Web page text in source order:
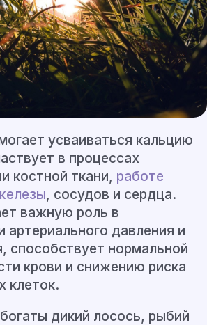
усваиваться кальцию
в процессах
костной ткани, работе
, сосудов и сердца.
важную роль в
артериального давления и
способствует нормальной
крови и снижению риска
клеток.
дикий лосось, рыбий